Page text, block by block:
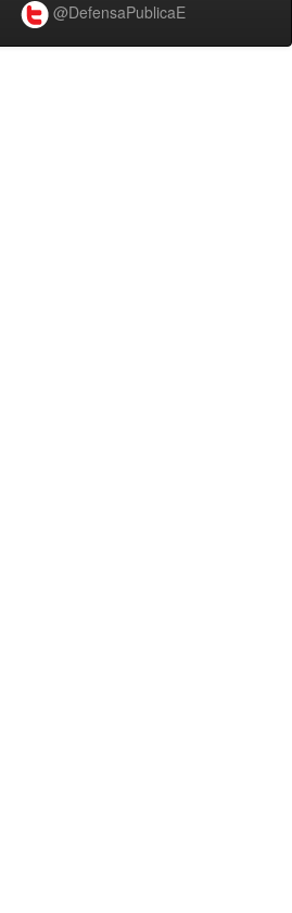
@DefensaPublicaE